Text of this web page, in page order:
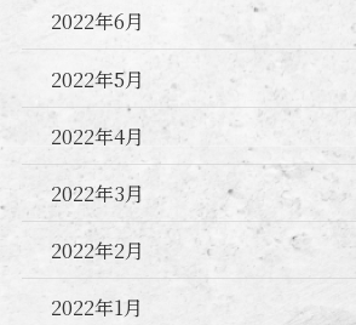
2022年6月
2022年5月
2022年4月
2022年3月
2022年2月
2022年1月